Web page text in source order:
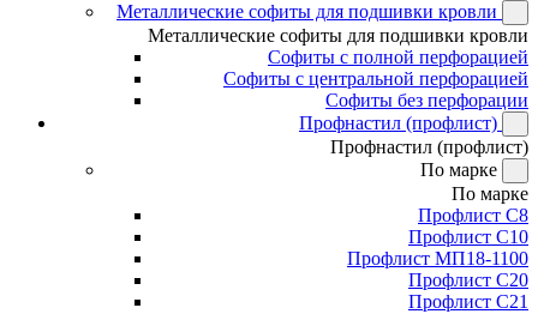
Металлические софиты для подшивки кровли
Металлические софиты для подшивки кровли
Софиты с полной перфорацией
Софиты с центральной перфорацией
Софиты без перфорации
Профнастил (профлист)
Профнастил (профлист)
По марке
По марке
Профлист С8
Профлист С10
Профлист МП18-1100
Профлист С20
Профлист С21